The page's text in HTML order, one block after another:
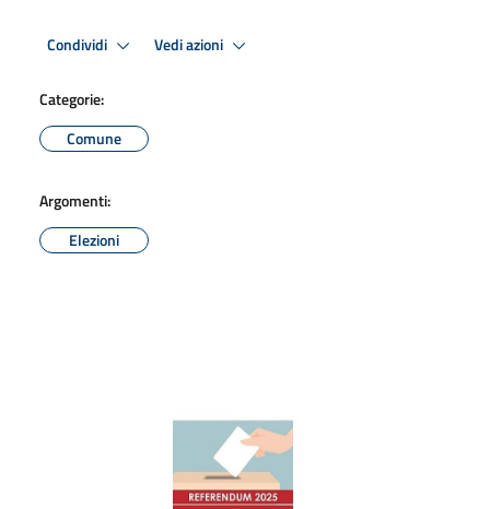
Condividi Vedi azioni
Categorie:
Comune
Argomenti:
Elezioni